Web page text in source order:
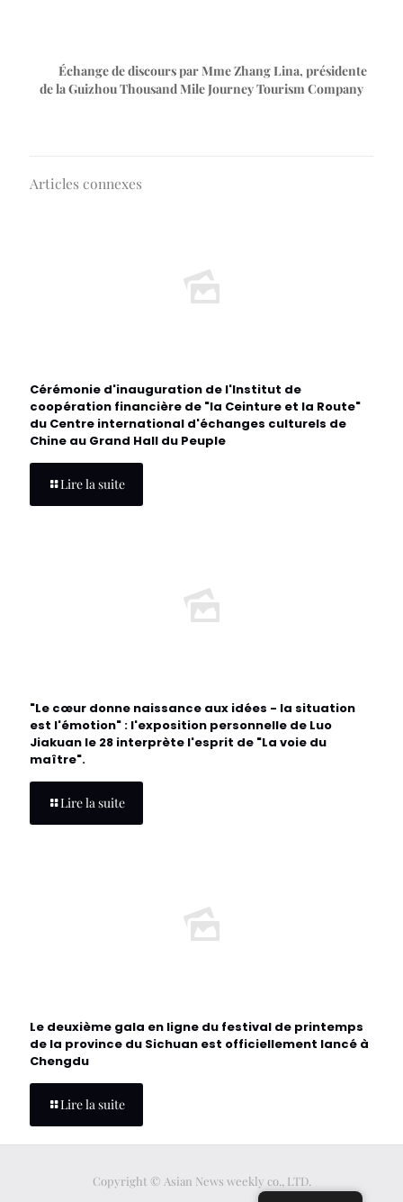
Échange de discours par Mme Zhang Lina, présidente
de la Guizhou Thousand Mile Journey Tourism Company
Articles connexes
Cérémonie d'inauguration de l'Institut de
coopération financière de "la Ceinture et la Route"
du Centre international d'échanges culturels de
Chine au Grand Hall du Peuple
Lire la suite
"Le cœur donne naissance aux idées - la situation
est l'émotion" : l'exposition personnelle de Luo
Jiakuan le 28 interprète l'esprit de "La voie du
maître".
Lire la suite
Le deuxième gala en ligne du festival de printemps
de la province du Sichuan est officiellement lancé à
Chengdu
Lire la suite
Copyright © Asian News weekly co., LTD.